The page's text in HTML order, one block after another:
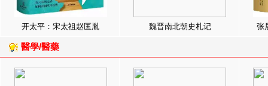
开太平：宋太祖赵匡胤 魏晋南北朝史札记 张
醫學/醫藥